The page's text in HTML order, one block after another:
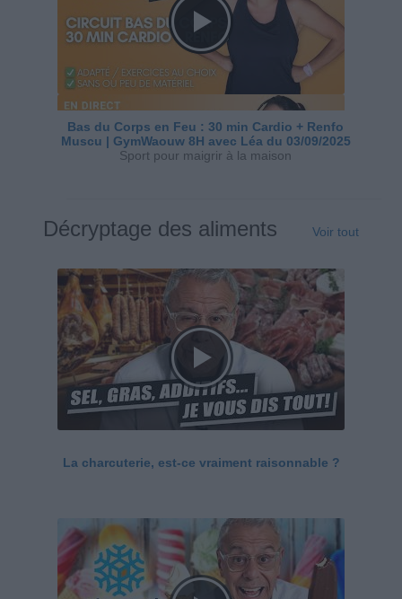
Bas du Corps en Feu : 30 min Cardio + Renfo
Muscu | GymWaouw 8H avec Léa du 03/09/2025
Sport pour maigrir à la maison
Décryptage des aliments Voir tout
La charcuterie, est-ce vraiment raisonnable ?